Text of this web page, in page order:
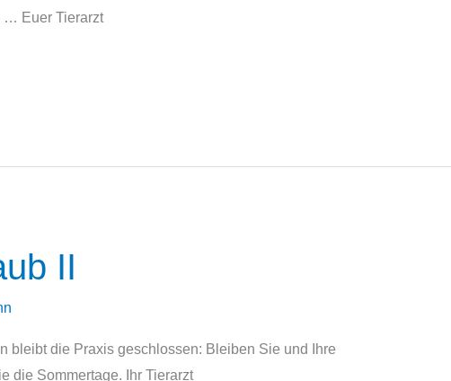
… Euer Tierarzt
II
bleibt die Praxis geschlossen: Bleiben Sie und Ihre
die Sommertage. Ihr Tierarzt